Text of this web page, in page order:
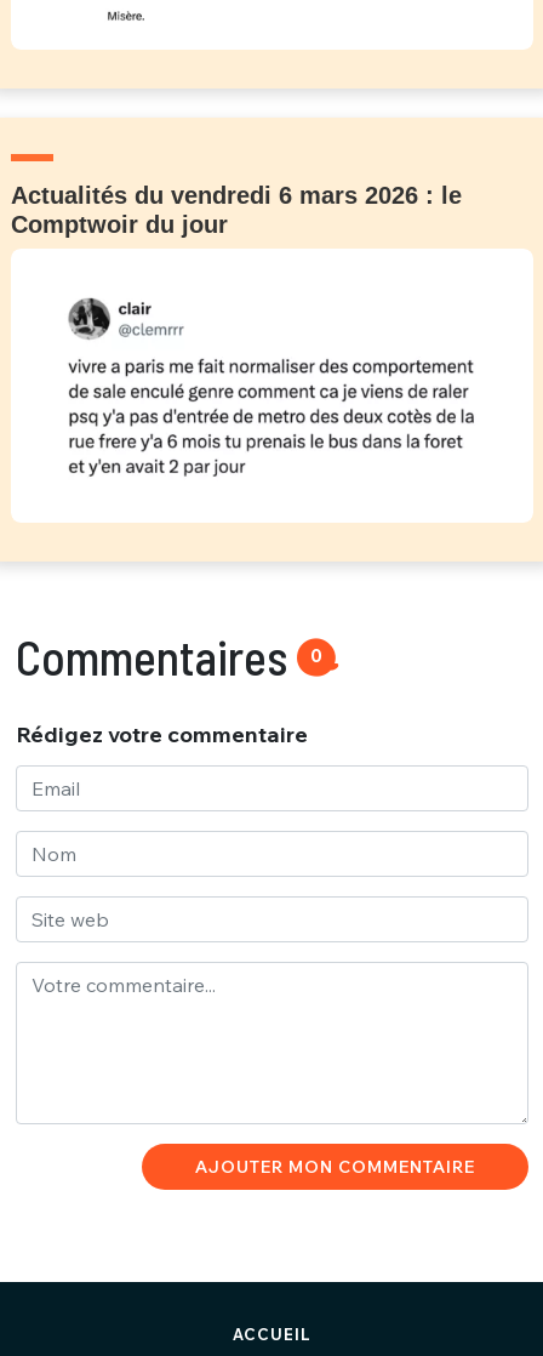
Actualités du vendredi 6 mars 2026 : le
Comptwoir du jour
Commentaires 0
Rédigez votre commentaire
AJOUTER MON COMMENTAIRE
ACCUEIL